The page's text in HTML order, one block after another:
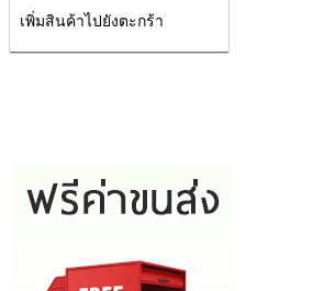
เพิ่มสินค้าไปยังตะกร้า